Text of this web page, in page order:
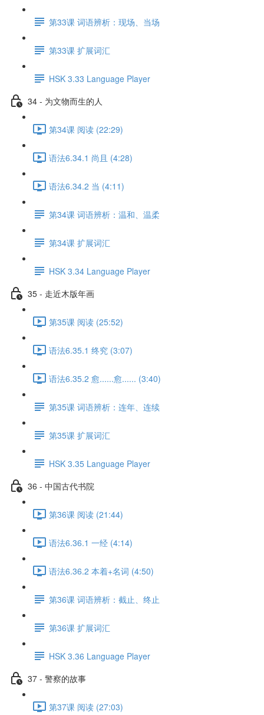
第33课 词语辨析：现场、当场
第33课 扩展词汇
HSK 3.33 Language Player
34 - 为文物而生的人
第34课 阅读 (22:29)
语法6.34.1 尚且 (4:28)
语法6.34.2 当 (4:11)
第34课 词语辨析：温和、温柔
第34课 扩展词汇
HSK 3.34 Language Player
35 - 走近木版年画
第35课 阅读 (25:52)
语法6.35.1 终究 (3:07)
语法6.35.2 愈......愈...... (3:40)
第35课 词语辨析：连年、连续
第35课 扩展词汇
HSK 3.35 Language Player
36 - 中国古代书院
第36课 阅读 (21:44)
语法6.36.1 一经 (4:14)
语法6.36.2 本着+名词 (4:50)
第36课 词语辨析：截止、终止
第36课 扩展词汇
HSK 3.36 Language Player
37 - 警察的故事
第37课 阅读 (27:03)